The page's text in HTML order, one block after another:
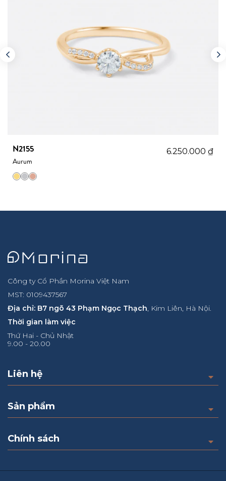
N2155
Aurum
6.250.000 ₫
Công ty Cổ Phần Morina Việt Nam
MST: 0109437567
Địa chỉ: B7 ngõ 43 Phạm Ngọc Thạch, Kim Liên, Hà Nội.
Thời gian làm việc
Thứ Hai - Chủ Nhật
9.00 - 20.00
Liên hệ
Sản phẩm
Chính sách